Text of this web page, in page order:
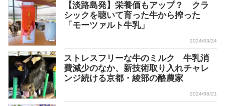
【淡路島発】栄養価もアップ？ クラ
シックを聴いて育った牛から搾った
「モーツァルト牛乳」
2024/03/24
ストレスフリーな牛のミルク 牛乳消
費減少のなか、新技術取り入れチャレ
ンジ続ける京都・綾部の酪農家
2024/06/21